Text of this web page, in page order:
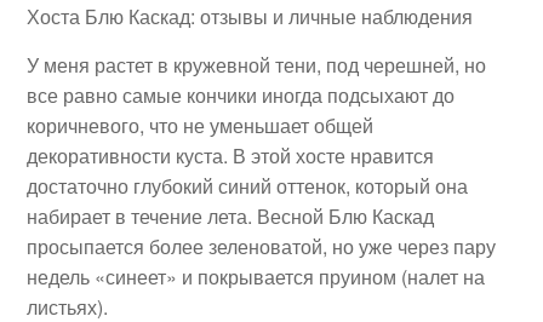
Хоста Блю Каскад: отзывы и личные наблюдения
У меня растет в кружевной тени, под черешней, но
все равно самые кончики иногда подсыхают до
коричневого, что не уменьшает общей
декоративности куста. В этой хосте нравится
достаточно глубокий синий оттенок, который она
набирает в течение лета. Весной Блю Каскад
просыпается более зеленоватой, но уже через пару
недель «синеет» и покрывается пруином (налет на
листьях).